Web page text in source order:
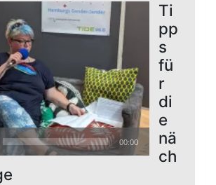
00:00
Ti
pp
s
fü
r
di
e
nä
ch